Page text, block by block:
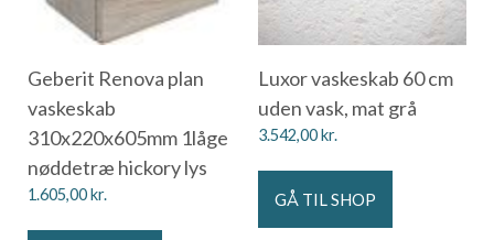
Geberit Renova plan
vaskeskab
310x220x605mm 1låge
nøddetræ hickory lys
1.605,00kr.
Luxor vaskeskab 60 cm
uden vask, mat grå
3.542,00kr.
GÅ TIL SHOP